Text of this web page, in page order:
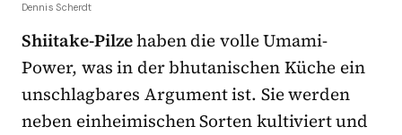
Dennis Scherdt
Shiitake-Pilzehaben die volle Umami-
Power, was in der bhutanischen Küche ein
unschlagbares Argument ist. Sie werden
neben einheimischen Sorten kultiviert und